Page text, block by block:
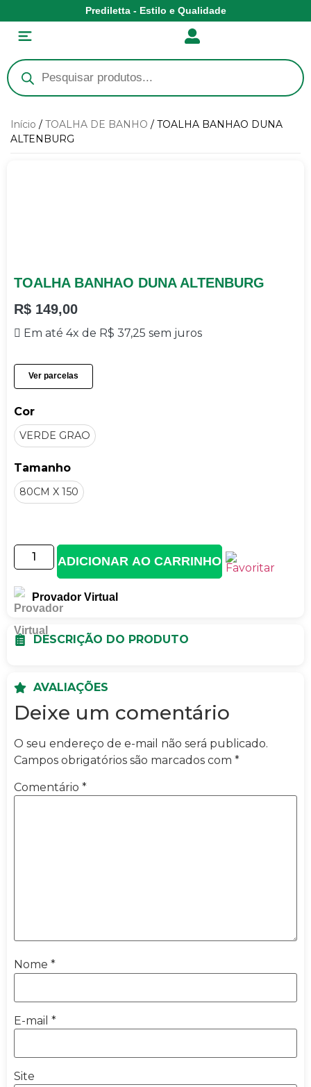
Prediletta - Estilo e Qualidade
Início / TOALHA DE BANHO / TOALHA BANHAO DUNA
ALTENBURG
TOALHA BANHAO DUNA ALTENBURG
R$ 149,00
Em até 4x de R$ 37,25 sem juros
Ver parcelas
Cor
VERDE GRAO
Tamanho
80CM X 150
Provador Virtual
ADICIONAR AO CARRINHO
DESCRIÇÃO DO PRODUTO
AVALIAÇÕES
Deixe um comentário
O seu endereço de e-mail não será publicado.
Campos obrigatórios são marcados com *
Comentário *
Nome *
E-mail *
Site